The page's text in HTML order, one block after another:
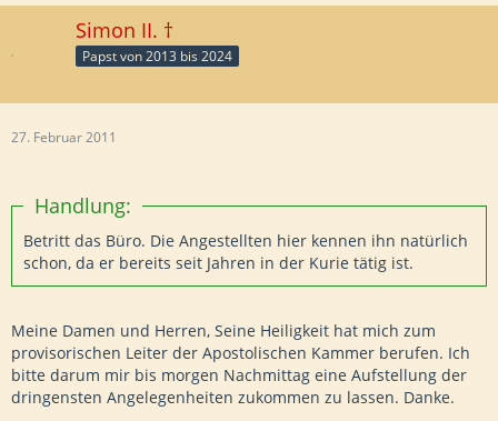
Simon II. †
Papst von 2013 bis 2024
27. Februar 2011
Handlung:
Betritt das Büro. Die Angestellten hier kennen ihn natürlich
schon, da er bereits seit Jahren in der Kurie tätig ist.
Meine Damen und Herren, Seine Heiligkeit hat mich zum
provisorischen Leiter der Apostolischen Kammer berufen. Ich
bitte darum mir bis morgen Nachmittag eine Aufstellung der
dringensten Angelegenheiten zukommen zu lassen. Danke.